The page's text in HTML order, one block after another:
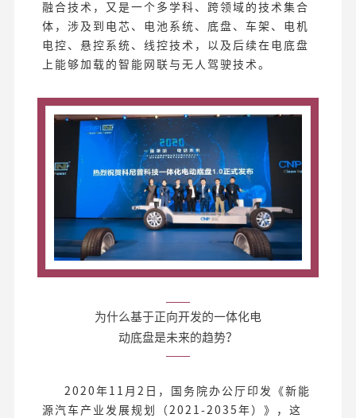
融合技术，又是一个多学科、跨领域的技术集合
体，涉及到电芯、电池系统、底盘、车架、电机
电控、悬控系统、线控技术，以及后续在电底盘
上能够加载的智能网联与无人驾驶技术。
为什么基于正向开发的一体化电
动底盘是未来的趋势？
2020年11月2日，国务院办公厅印发《新能
源汽车产业发展规划（2021-2035年）》，这